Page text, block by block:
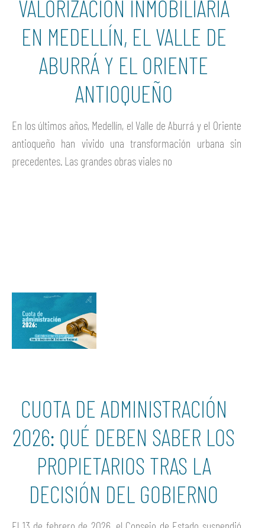
VALORIZACIÓN INMOBILIARIA
EN MEDELLÍN, EL VALLE DE
ABURRÁ Y EL ORIENTE
ANTIOQUEÑO
En los últimos años, Medellín, el Valle de Aburrá y el Oriente
antioqueño han vivido una transformación urbana sin
precedentes. Las grandes obras viales no
CUOTA DE ADMINISTRACIÓN
2026: QUÉ DEBEN SABER LOS
PROPIETARIOS TRAS LA
DECISIÓN DEL GOBIERNO